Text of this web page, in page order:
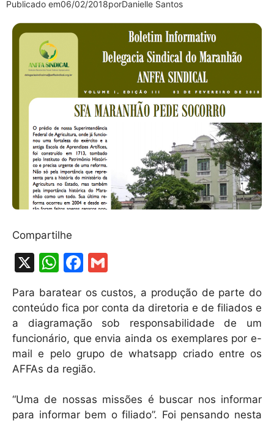
Publicado em06/02/2018porDanielle Santos
Compartilhe
X
W
at
s
A
p
p
F
c
e
b
o
o
k
ai
l
Para baratear os custos, a produção de parte do
conteúdo fica por conta da diretoria e de filiados e
a diagramação sob responsabilidade de um
funcionário, que envia ainda os exemplares por e-
mail e pelo grupo de whatsapp criado entre os
AFFAs da região.
“Uma de nossas missões é buscar nos informar
para informar bem o filiado”. Foi pensando nesta